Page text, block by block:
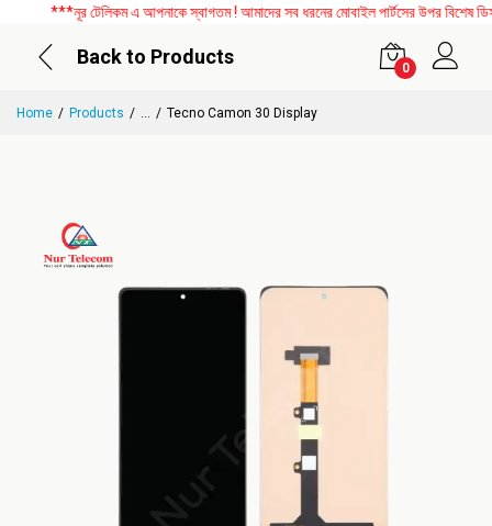
***নূর টেলিকম এ আপনাকে স্বাগতম ! আমাদের সব ধরনের মোবাইল পার্টসের উপর বিশেষ
Back to Products
0
Home Products ... Tecno Camon 30 Display